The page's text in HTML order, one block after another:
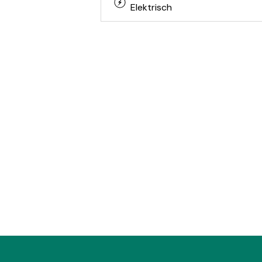
Elektrisch